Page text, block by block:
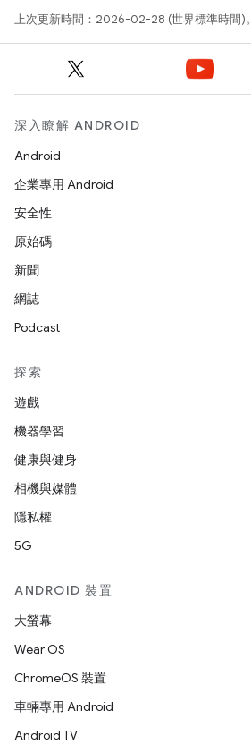
上次更新時間：2026-02-28 (世界標準時間)。
深入瞭解 ANDROID
Android
企業專用 Android
安全性
原始碼
新聞
網誌
Podcast
探索
遊戲
機器學習
健康與健身
相機與媒體
隱私權
5G
ANDROID 裝置
大螢幕
Wear OS
ChromeOS 裝置
車輛專用 Android
Android TV